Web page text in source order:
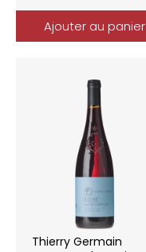
Ajouter au panier
Thierry Germain